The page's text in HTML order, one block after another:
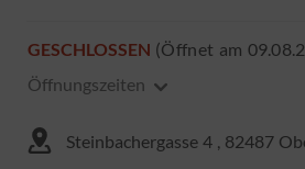
GESCHLOSSEN (Öffnet am
Öffnungszeiten
Steinbachergasse 4 , 82487